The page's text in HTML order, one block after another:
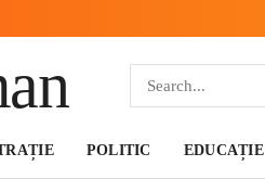
POLITIC EDUCAȚIE